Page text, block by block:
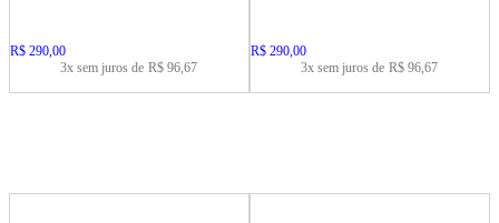
Price:
R$ 290,00
3x sem juros de R$ 96,67
Price:
R$ 290,00
3x sem juros de R$ 96,67